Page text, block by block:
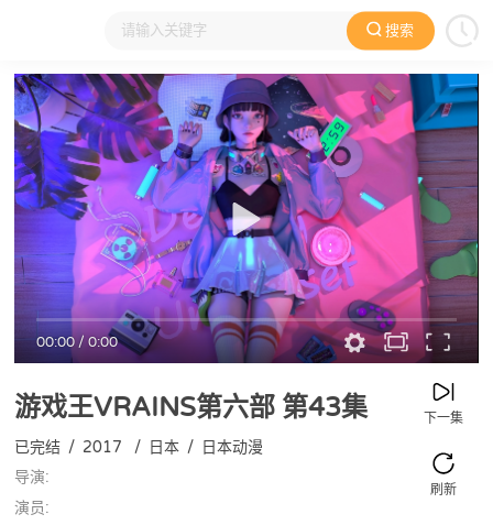
搜索
大家在看 日本动漫 国产动漫 欧美动漫 动漫电影
00:00/0:00
游戏王VRAINS第六部 第43集 下一集
刷新
已完结 / 2017 / 日本 / 日本动漫
导演:
演员: